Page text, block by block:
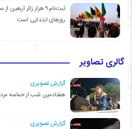
ثبت‌نام ۹ هزار زائر
روزهای ابتدایی است
گالری تصاویر
گزارش تصویری:
هفتادمین شب از حماسه
گزارش تصویری: